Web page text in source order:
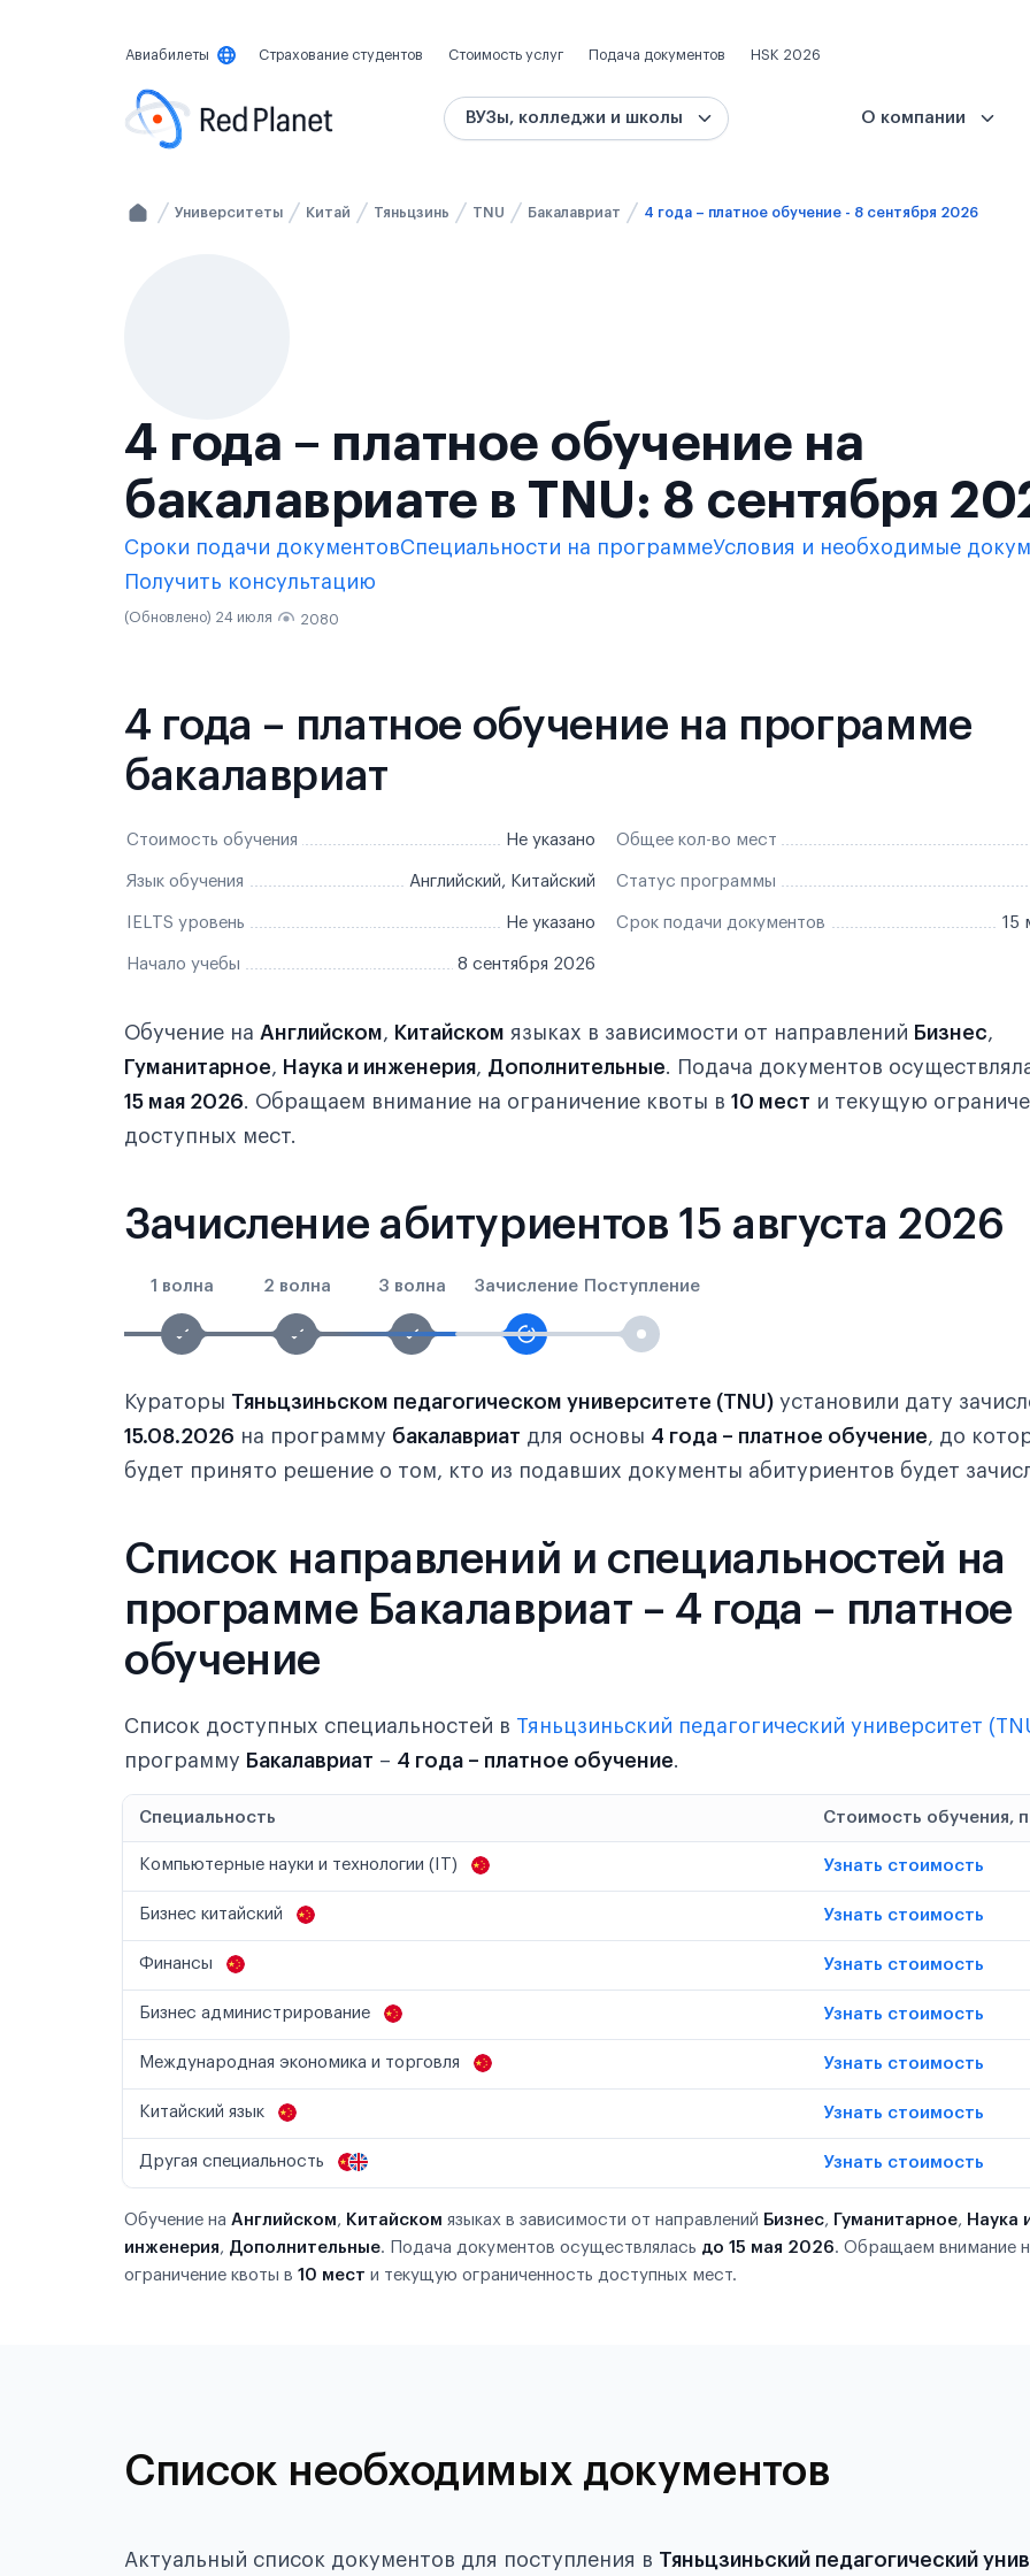
Авиабилеты Страхование студентов Стоимость услуг Подача документов HSK 2026
ВУЗы, колледжи и школы О компании
Университеты Китай Тяньцзинь TNU Бакалавриат 4 года – платное обучение - 8 сентября 2026
4 года – платное обучение на
бакалавриате в TNU: 8 сентября
Сроки подачи документовСпециальности на программеУсловия и необходимые
Получить консультацию
(Обновлено) 24 июля 2080
4 года – платное обучение на программе
бакалавриат
Стоимость обучения Не указано Общее кол-во мест
Язык обучения Английский, Китайский Статус программы
IELTS уровень Не указано Срок подачи документов 15
Начало учебы 8 сентября 2026
Обучение на Английском, Китайском языках в зависимости от направлений Бизнес,
Гуманитарное, Наука и инженерия, Дополнительные. Подача документов
15 мая 2026. Обращаем внимание на ограничение квоты в 10 мест и текущую
доступных мест.
Зачисление абитуриентов 15 августа 2026
1 волна 2 волна 3 волна Зачисление Поступление
Кураторы Тяньцзиньском педагогическом университете (TNU) установили дату
15.08.2026 на программу бакалавриат для основы 4 года – платное обучение, до
будет принято решение о том, кто из подавших документы абитуриентов будет
Список направлений и специальностей на
программе Бакалавриат – 4 года – платное
обучение
Список доступных специальностей в Тяньцзиньский педагогический университет
программу Бакалавриат – 4 года – платное обучение.
Специальность Стоимость обучения,
Компьютерные науки и технологии (IT) Узнать стоимость
Бизнес китайский Узнать стоимость
Финансы Узнать стоимость
Бизнес администрирование Узнать стоимость
Международная экономика и торговля Узнать стоимость
Китайский язык Узнать стоимость
Другая специальность Узнать стоимость
Обучение на Английском, Китайском языках в зависимости от направлений Бизнес, Гуманитарное, Наука
инженерия, Дополнительные. Подача документов осуществлялась до 15 мая 2026. Обращаем внимание
ограничение квоты в 10 мест и текущую ограниченность доступных мест.
Список необходимых документов
Актуальный список документов для поступления в Тяньцзиньский педагогический